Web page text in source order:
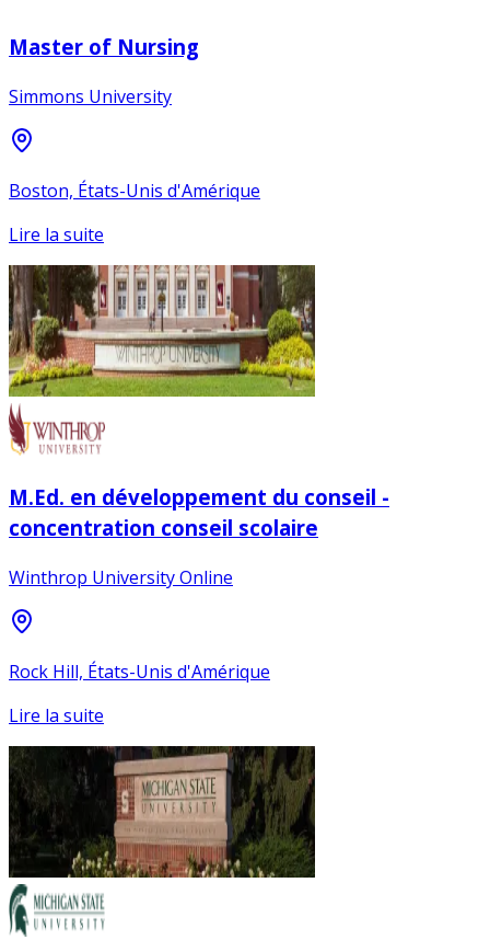
Master of Nursing
Simmons University
Boston, États-Unis d'Amérique
Lire la suite
M.Ed. en développement du conseil -
concentration conseil scolaire
Winthrop University Online
Rock Hill, États-Unis d'Amérique
Lire la suite